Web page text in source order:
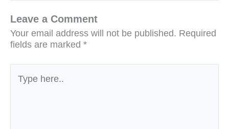
Leave a Comment
Your email address will not be published. Required
fields are marked *
here..